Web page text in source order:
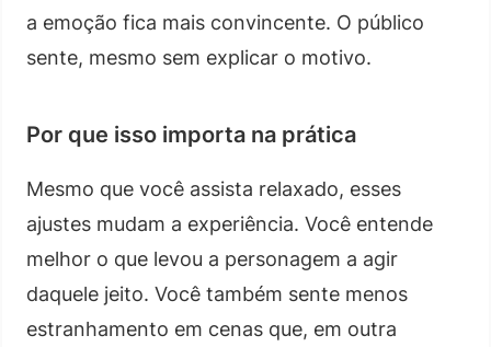
a emoção fica mais convincente. O público
sente, mesmo sem explicar o motivo.
Por que isso importa na prática
Mesmo que você assista relaxado, esses
ajustes mudam a experiência. Você entende
melhor o que levou a personagem a agir
daquele jeito. Você também sente menos
estranhamento em cenas que, em outra